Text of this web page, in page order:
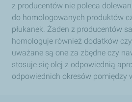
z producentów nie poleca
do homologowanych produktów
płukanek. Żaden z producentów
homologuje również dodatków
uważane są one za zbędne czy
stosuje się olej z odpowiednią
odpowiednich okresów pomiędzy